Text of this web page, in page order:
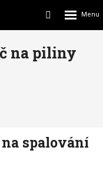
Vyhledávání
Rozbalení
na piliny
spalování